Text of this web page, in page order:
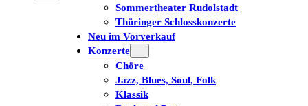
Sommertheater Rudolstadt
Thüringer Schlosskonzerte
Neu im Vorverkauf
Konzerte
Chöre
Jazz, Blues, Soul, Folk
Klassik